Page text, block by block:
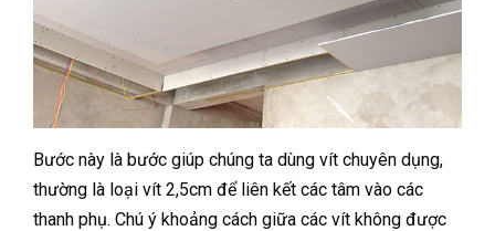
Bước này là bước giúp chúng ta dùng vít chuyên dụng,
thường là loại vít 2,5cm để liên kết các tâm vào các
thanh phụ. Chú ý khoảng cách giữa các vít không được